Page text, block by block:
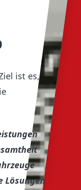
ist es,
Lösungen